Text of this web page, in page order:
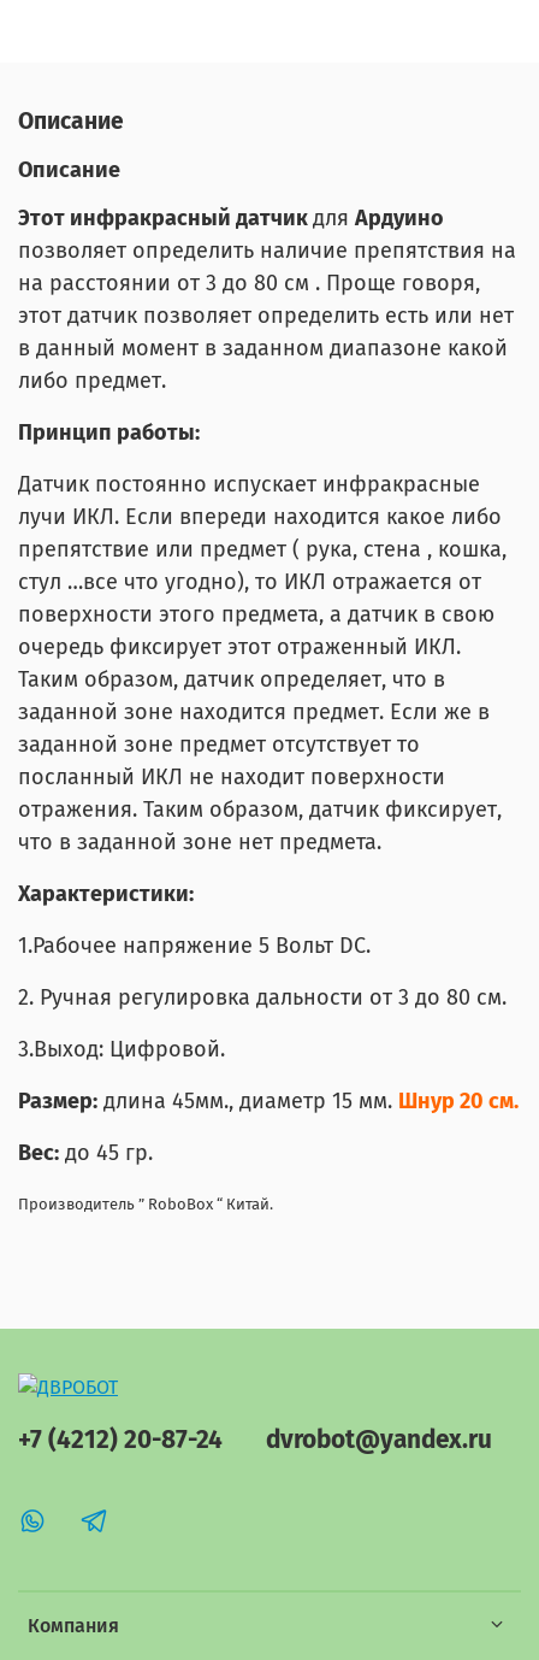
Описание
Описание
Этот инфракрасный датчикдля Ардуино
позволяет определить наличие препятствия на
на расстоянии от 3 до 80 см . Проще говоря,
этот датчик позволяет определить есть или нет
в данный момент в заданном диапазоне какой
либо предмет.
Принцип работы:
Датчик постоянно испускает инфракрасные
лучи ИКЛ. Если впереди находится какое либо
препятствие или предмет ( рука, стена , кошка,
стул …все что угодно), то ИКЛ отражается от
поверхности этого предмета, а датчик в свою
очередь фиксирует этот отраженный ИКЛ.
Таким образом, датчик определяет, что в
заданной зоне находится предмет. Если же в
заданной зоне предмет отсутствует то
посланный ИКЛ не находит поверхности
отражения. Таким образом, датчик фиксирует,
что в заданной зоне нет предмета.
Характеристики:
1.Рабочее напряжение 5 Вольт DC.
2. Ручная регулировка дальности от 3 до 80 см.
3.Выход: Цифровой.
Размер: длина 45мм., диаметр 15 мм. Шнур 20 см.
Вес: до 45 гр.
Производитель ” RoboBox “ Китай.
Компания
+7 (4212) 20-87-24 dvrobot@yandex.ru